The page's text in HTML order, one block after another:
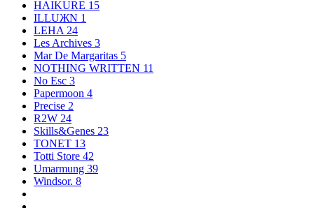
HAIKURE 15
ILLUЖN 1
LEHA 24
Les Archives 3
Mar De Margaritas 5
NOTHING WRITTEN 11
No Esc 3
Papermoon 4
Precise 2
R2W 24
Skills&Genes 23
TONET 13
Totti Store 42
Umarmung 39
Windsor. 8